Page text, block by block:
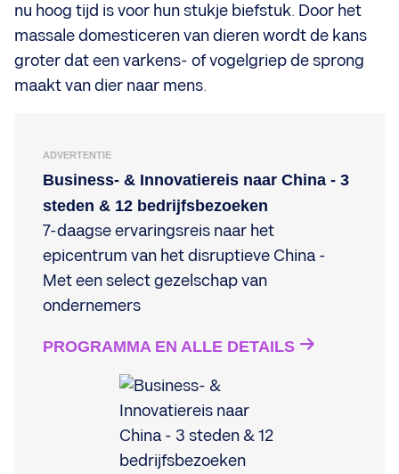
nu hoog tijd is voor hun stukje biefstuk. Door het
massale domesticeren van dieren wordt de kans
groter dat een varkens- of vogelgriep de sprong
maakt van dier naar mens.
ADVERTENTIE
Business- & Innovatiereis naar China - 3
steden & 12 bedrijfsbezoeken
7-daagse ervaringsreis naar het
epicentrum van het disruptieve China -
Met een select gezelschap van
ondernemers
PROGRAMMA EN ALLE DETAILS